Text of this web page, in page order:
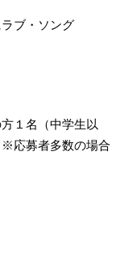
ブ・ソング
１名（中学生以
応募者多数の場合